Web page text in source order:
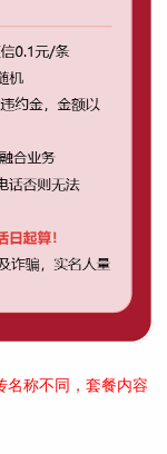
名称不同，套餐内容